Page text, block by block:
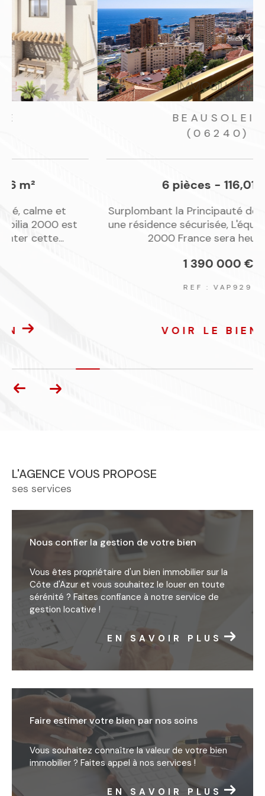
votre projet.
BEAUSOLEIL
6 pièces - 116,01 m²
Surplombant la Principauté de Monaco, dans
une résidence sécurisée, L'équipe d'Immobilia
2000 France sera heureuse...
VOIR LE BIEN
L'AGENCE VOUS PROPOSE
ses services
Nous confier la gestion de votre bien
Vous êtes propriétaire d'un bien immobilier sur la
Côte d'Azur et vous souhaitez le louer en toute
sérénité ? Faites confiance à notre service de
gestion locative !
EN SAVOIR PLUS
Faire estimer votre bien par nos soins
Vous souhaitez connaître la valeur de votre bien
immobilier ? Faites appel à nos services !
EN SAVOIR PLUS